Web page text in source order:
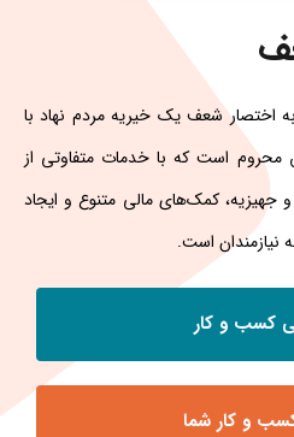
اختصار شعف یک خیریه مردم نهاد با
محروم است که با خدمات متفاوتی از
جهیزیه، کمک‌های مالی متنوع و ایجاد
است.
کسب و کار
و کار شما